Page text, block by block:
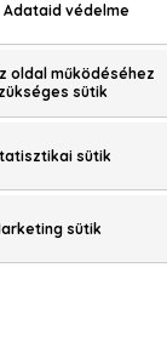
orientális
ribizli virág,